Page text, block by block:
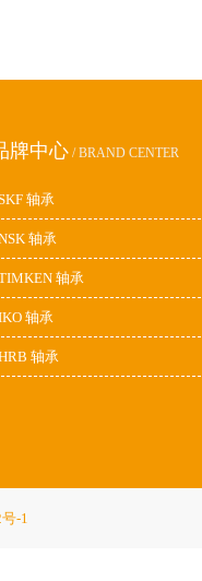
牌中心 / BRAND CENTER
轴承
轴承
轴承
轴承
轴承
-1